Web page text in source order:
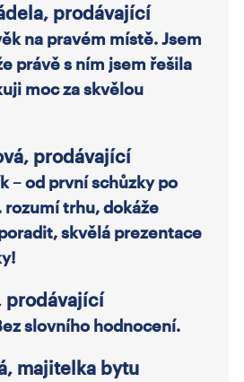
prodávající
na pravém místě. Jsem
právě s ním jsem řešila
moc za skvělou
prodávající
– od první schůzky po
rozumí trhu, dokáže
skvělá prezentace
prodávající
slovního hodnocení.
majitelka bytu